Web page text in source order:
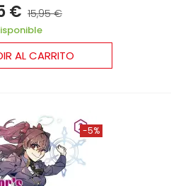
€ 15,95 €
AL CARRITO
-5%